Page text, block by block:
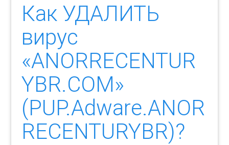
Как УДАЛИТЬ
вирус
«ANORRECENTUR
YBR.COM»
(PUP.Adware.ANOR
RECENTURYBR)?